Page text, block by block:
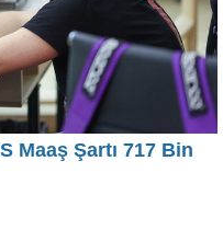
Maaş Şartı 717 Bin